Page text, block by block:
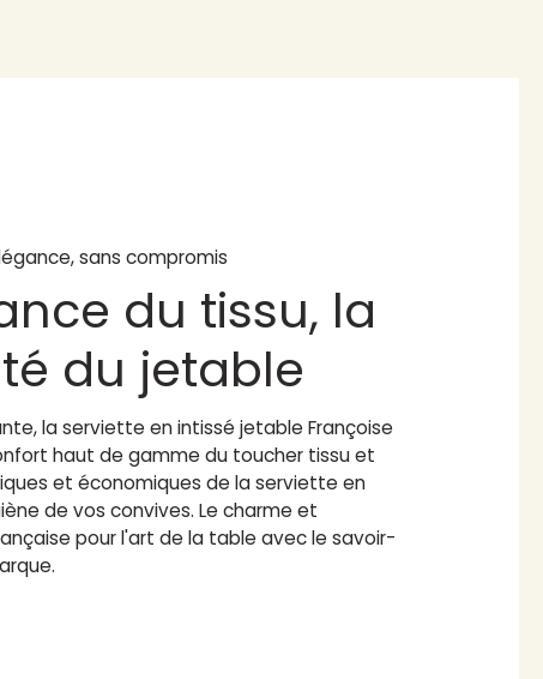
sans compromis
du tissu, la
du jetable
la serviette en intissé jetable Françoise
haut de gamme du toucher tissu et
et économiques de la serviette en
de vos convives. Le charme et
pour l'art de la table avec le savoir-